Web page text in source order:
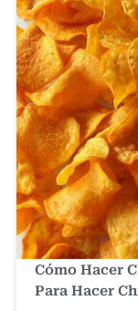
Cómo Hacer
Para Hacer